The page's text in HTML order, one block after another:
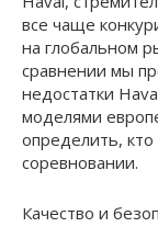
все чаще
на глобальном
сравнении мы
недостатки
моделями
определить,
соревновании.
Качество и